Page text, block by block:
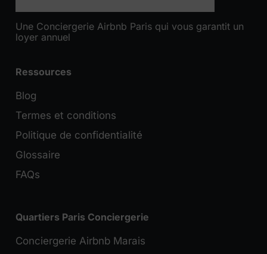
Une Conciergerie Airbnb Paris qui vous garantit un
loyer annuel
Ressources
Blog
Termes et conditions
Politique de confidentialité
Glossaire
FAQs
Quartiers Paris Conciergerie
Conciergerie Airbnb Marais